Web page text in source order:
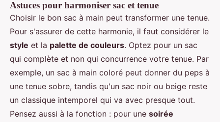
Astuces pour harmoniser sac et tenue
Choisir le bon sac à main peut transformer une tenue.
Pour s'assurer de cette harmonie, il faut considérer le
style et la palette de couleurs. Optez pour un sac
qui complète et non qui concurrence votre tenue. Par
exemple, un sac à main coloré peut donner du peps à
une tenue sobre, tandis qu'un sac noir ou beige reste
un classique intemporel qui va avec presque tout.
Pensez aussi à la fonction : pour une soirée